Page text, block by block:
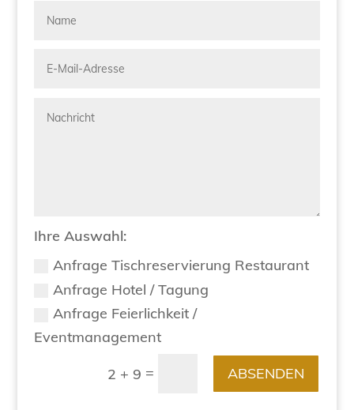
Ihre Auswahl:
Anfrage Tischreservierung Restaurant
Anfrage Hotel / Tagung
Anfrage Feierlichkeit /
Eventmanagement
2 + 9 = ABSENDEN